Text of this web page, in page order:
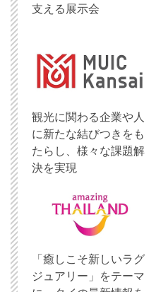
支える展示会
観光に関わる企業や人
に新たな結びつきをも
たらし、様々な課題解
決を実現
「癒しこそ新しいラグ
ジュアリー」をテーマ